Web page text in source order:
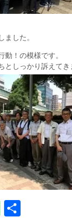
ました。
動！の模様です。
としっかり訴えて き
Li